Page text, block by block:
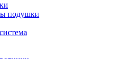
подушки